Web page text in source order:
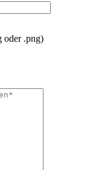
oder .png)